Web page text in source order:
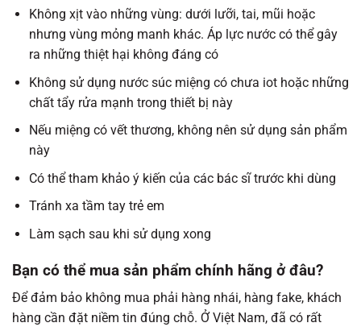
Không xịt vào những vùng: dưới lưỡi, tai, mũi hoặc
nhưng vùng mỏng manh khác. Áp lực nước có thể gây
ra những thiệt hại không đáng có
Không sử dụng nước súc miệng có chưa iot hoặc những
chất tẩy rửa mạnh trong thiết bị này
Nếu miệng có vết thương, không nên sử dụng sản phẩm
này
Có thể tham khảo ý kiến của các bác sĩ trước khi dùng
Tránh xa tầm tay trẻ em
Làm sạch sau khi sử dụng xong
Bạn có thể mua sản phẩm chính hãng ở đâu?
Để đảm bảo không mua phải hàng nhái, hàng fake, khách
hàng cần đặt niềm tin đúng chỗ. Ở Việt Nam, đã có rất